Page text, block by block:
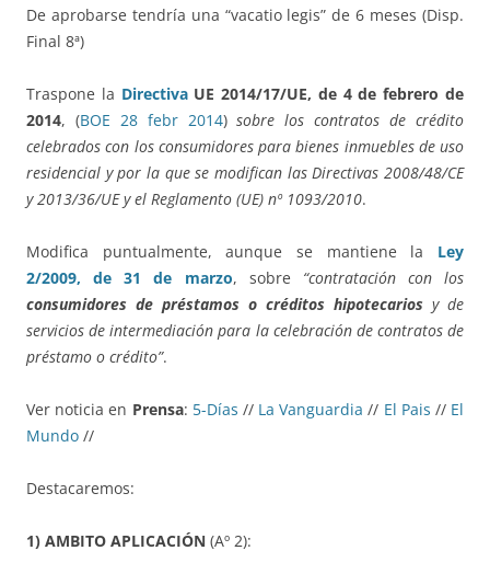
De aprobarse tendría una “vacatio legis” de 6 meses (Disp.
Final 8ª)
Traspone la DirectivaUE 2014/17/UE, de 4 de febrero de
2014, (BOE 28 febr 2014)sobre los contratos de crédito
celebrados con los consumidores para bienes inmuebles de uso
residencial y por la que se modifican las Directivas 2008/48/CE
y 2013/36/UE y el Reglamento (UE) nº 1093/2010.
Modifica puntualmente, aunque se mantiene la Ley
2/2009, de 31 de marzo, sobre “contratación con los
consumidores de préstamos o créditos hipotecarios y de
servicios de intermediación para la celebración de contratos de
préstamo o crédito”.
Ver noticia en Prensa: 5-Días // La Vanguardia // El Pais // El
Mundo //
Destacaremos:
1) AMBITO APLICACIÓN (Aº 2):